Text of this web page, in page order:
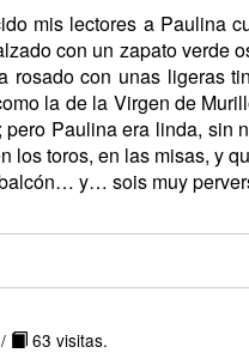
mis lectores a Paulina
con un zapato verde
con unas ligeras
la de la Virgen de
Paulina era linda, sin
los toros, en las misas, y
y… sois muy
63 visitas.